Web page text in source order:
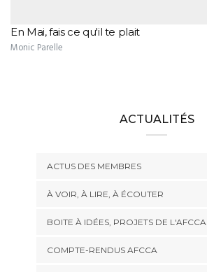
En Mai, fais ce qu'il te plait
Monic Parelle
ACTUALITÉS
ACTUS DES MEMBRES
À VOIR, À LIRE, À ÉCOUTER
BOITE À IDÉES, PROJETS DE L'AFCCA
COMPTE-RENDUS AFCCA